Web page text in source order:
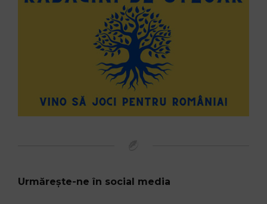
Urmărește-ne în social media